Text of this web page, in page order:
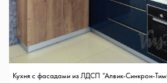
Кухня с фасадами из ЛДСП “Алвик-Синкрон-